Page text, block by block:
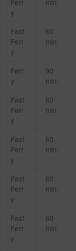
y
Fast
Ferr
y
60
min
Ferr
y
90
min
Fast
Ferr
y
60
min
Fast
Ferr
y
60
min
Fast
Ferr
y
60
min
Fast
Ferr
y
60
min